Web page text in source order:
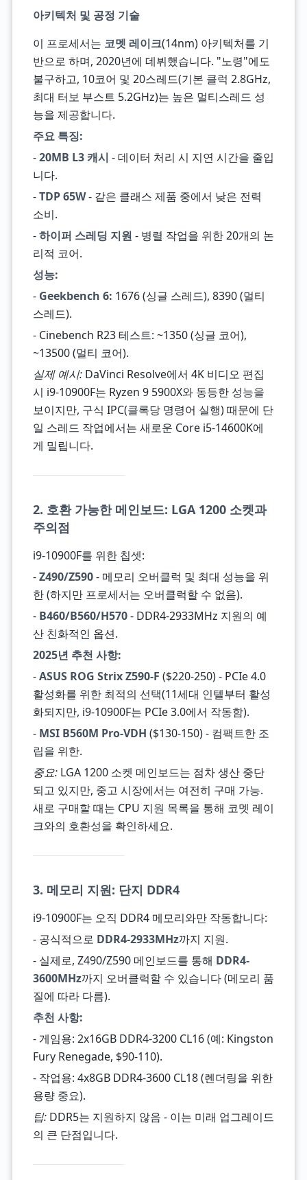
아키텍처 및 공정 기술
이 프로세서는 코멧 레이크(14nm) 아키텍처를 기
반으로 하며, 2020년에 데뷔했습니다. "노령"에도
불구하고, 10코어 및 20스레드(기본 클럭 2.8GHz,
최대 터보 부스트 5.2GHz)는 높은 멀티스레드 성
능을 제공합니다.
주요 특징:
-20MB L3 캐시 - 데이터 처리 시 지연 시간을 줄입
니다.
-TDP 65W- 같은 클래스 제품 중에서 낮은 전력
소비.
-하이퍼 스레딩 지원 - 병렬 작업을 위한 20개의 논
리적 코어.
성능:
- Geekbench 6: 1676 (싱글 스레드), 8390 (멀티
스레드).
- Cinebench R23 테스트: ~1350 (싱글 코어),
~13500 (멀티 코어).
실제 예시:DaVinci Resolve에서 4K 비디오 편집
시 i9-10900F는 Ryzen 9 5900X와 동등한 성능을
보이지만, 구식 IPC(클록당 명령어 실행) 때문에 단
일 스레드 작업에서는 새로운 Core i5-14600K에
게 밀립니다.
2. 호환 가능한 메인보드: LGA 1200 소켓과
주의점
i9-10900F를 위한 칩셋:
-Z490/Z590- 메모리 오버클럭 및 최대 성능을 위
한 (하지만 프로세서는 오버클럭할 수 없음).
- B460/B560/H570- DDR4-2933MHz 지원의 예
산 친화적인 옵션.
2025년 추천 사항:
-ASUS ROG Strix Z590-F ($220-250) - PCIe 4.0
활성화를 위한 최적의 선택(11세대 인텔부터 활성
화되지만, i9-10900F는 PCIe 3.0에서 작동함).
- MSI B560M Pro-VDH ($130-150) - 컴팩트한 조
립을 위한.
중요:LGA 1200 소켓 메인보드는 점차 생산 중단
되고 있지만, 중고 시장에서는 여전히 구매 가능.
새로 구매할 때는 CPU 지원 목록을 통해 코멧 레이
크와의 호환성을 확인하세요.
3. 메모리 지원: 단지 DDR4
i9-10900F는 오직 DDR4 메모리와만 작동합니다:
- 공식적으로 DDR4-2933MHz까지 지원.
- 실제로, Z490/Z590 메인보드를 통해 DDR4-
3600MHz까지 오버클럭할 수 있습니다 (메모리 품
질에 따라 다름).
추천 사항:
- 게임용: 2x16GB DDR4-3200 CL16 (예: Kingston
Fury Renegade, $90-110).
- 작업용: 4x8GB DDR4-3600 CL18 (렌더링을 위한
용량 중요).
팁:DDR5는 지원하지 않음 - 이는 미래 업그레이드
의 큰 단점입니다.